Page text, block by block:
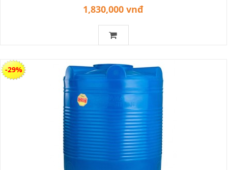
1,830,000 vnđ
-29%